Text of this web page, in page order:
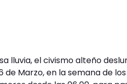
lluvia, el civismo alteño
de Marzo, en la semana de